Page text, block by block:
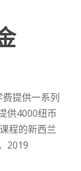
提供一系列
供4000纽币
程的新西兰
2019